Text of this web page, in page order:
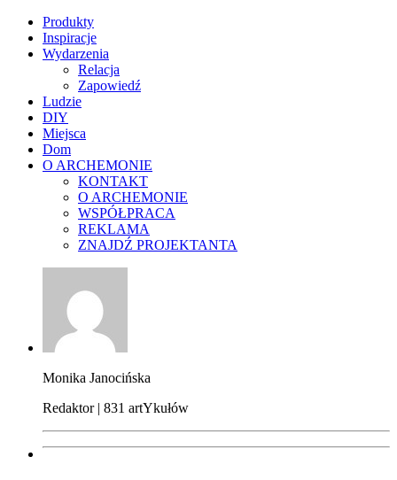
Produkty
Inspiracje
Wydarzenia
Relacja
Zapowiedź
Ludzie
DIY
Miejsca
Dom
O ARCHEMONIE
KONTAKT
O ARCHEMONIE
WSPÓŁPRACA
REKLAMA
ZNAJDŹ PROJEKTANTA
Monika Janocińska
Redaktor | 831 artYkułów